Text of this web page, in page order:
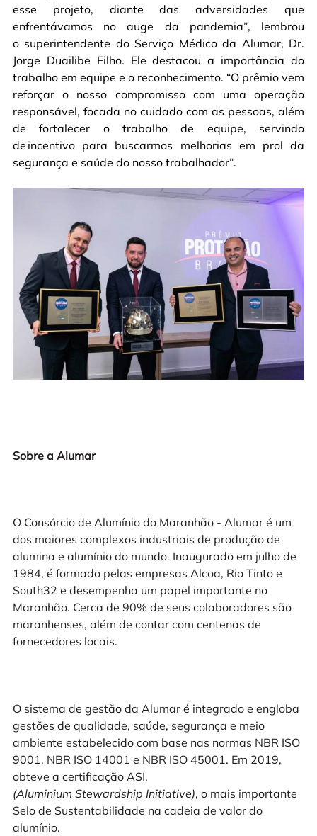
esse projeto, diante das adversidades que
enfrentávamos no auge da pandemia”, lembrou
o superintendente do Serviço Médico da Alumar, Dr.
Jorge Duailibe Filho. Ele destacou a importância do
trabalho em equipe e o reconhecimento. “O prêmio vem
reforçar o nosso compromisso com uma operação
responsável, focada no cuidado com as pessoas, além
de fortalecer o trabalho de equipe, servindo
de incentivo para buscarmos melhorias em prol da
segurança e saúde do nosso trabalhador”.
Sobre a Alumar
O Consórcio de Alumínio do Maranhão - Alumar é um
dos maiores complexos industriais de produção de
alumina e alumínio do mundo. Inaugurado em julho de
1984, é formado pelas empresas Alcoa, Rio Tinto e
South32 e desempenha um papel importante no
Maranhão. Cerca de 90% de seus colaboradores são
maranhenses, além de contar com centenas de
fornecedores locais.
O sistema de gestão da Alumar é integrado e engloba
gestões de qualidade, saúde, segurança e meio
ambiente estabelecido com base nas normas NBR ISO
9001, NBR ISO 14001 e NBR ISO 45001. Em 2019,
obteve a certificação ASI,
(Aluminium Stewardship Initiative), o mais importante
Selo de Sustentabilidade na cadeia de valor do
alumínio.